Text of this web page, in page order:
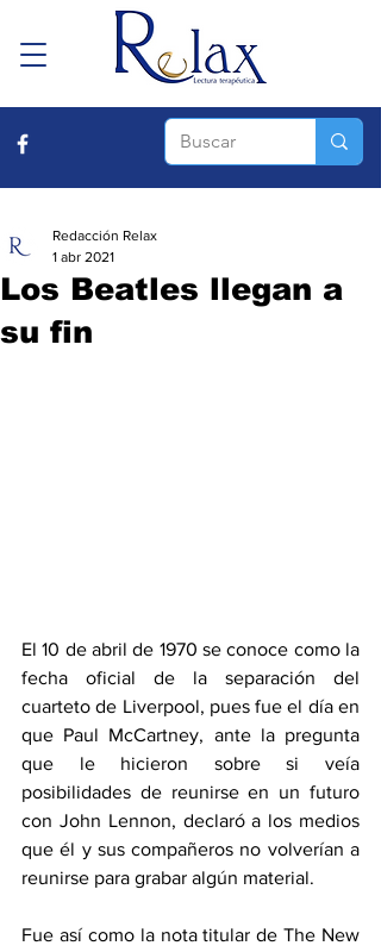
Los Beatles llegan a
su fin
Redacción Relax
1 abr 2021
El 10 de abril de 1970 se conoce como la
fecha oficial de la separación del
cuarteto de Liverpool, pues fue el día en
que Paul McCartney, ante la pregunta
que le hicieron sobre si veía
posibilidades de reunirse en un futuro
con John Lennon, declaró a los medios
que él y sus compañeros no volverían a
reunirse para grabar algún material.
Fue así como la nota titular de The New